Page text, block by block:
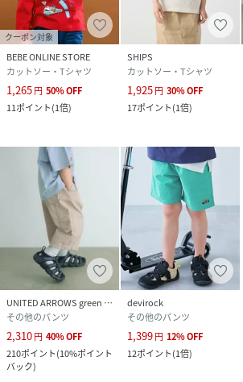
クーポン対象
BEBE ONLINE STORE
カットソー・Tシャツ
1,265円 50%OFF
11ポイント(1倍)
SHIPS
カットソー・Tシャツ
1,925円 30%OFF
17ポイント(1倍)
UNITED ARROWS green label relaxing
その他のパンツ
2,310円 40%OFF
210ポイント(10%ポイント
バック)
devirock
その他のパンツ
1,399円 12%OFF
12ポイント(1倍)